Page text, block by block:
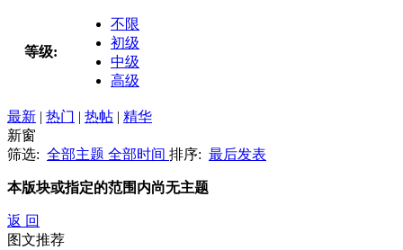
等级:
不限
初级
中级
高级
最新 | 热门 | 热帖 | 精华
新窗
筛选: 全部主题 全部时间 排序: 最后发表
本版块或指定的范围内尚无主题
返 回
图文推荐